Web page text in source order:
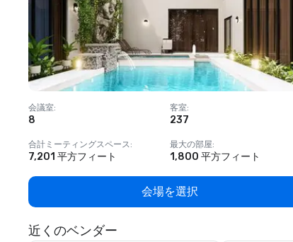
会議室:
8
客室:
237
合計ミーティングスペース:
7,201 平方フィート
最大の部屋:
1,800 平方フィート
会場を選択
近くのベンダー